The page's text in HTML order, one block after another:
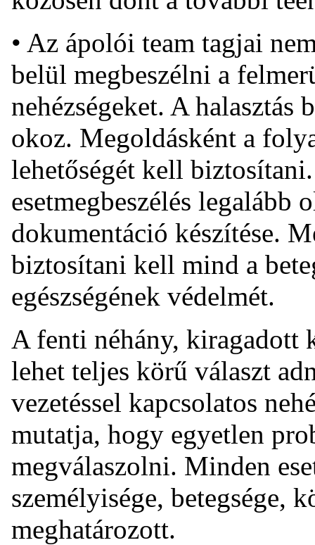
• Az ápolói team tagjai
belül megbeszélni a
nehézségeket. A
okoz. Megoldásként a
lehetőségét kell
esetmegbeszélés
dokumentáció készítése.
biztosítani kell mind a
egészségének védelmét.
A fenti néhány, kiragadott
lehet teljes körű választ
vezetéssel kapcsolatos
mutatja, hogy egyetlen
megválaszolni. Minden
személyisége, betegsége,
meghatározott.